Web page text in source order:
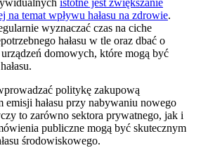
istotne jest zwiększanie
na temat wpływu hałasu na zdrowie.
wyznaczać czas na ciche
hałasu w tle oraz dbać o
domowych, które mogą być
politykę zakupową
emisji hałasu przy nabywaniu nowego
to zarówno sektora prywatnego, jak i
publiczne mogą być skutecznym
środowiskowego.